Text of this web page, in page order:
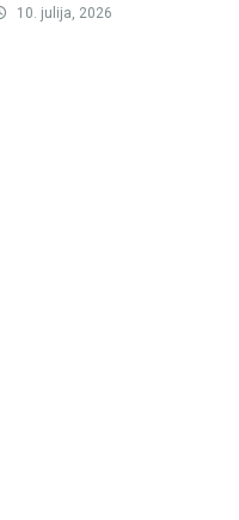
10. julija, 2026